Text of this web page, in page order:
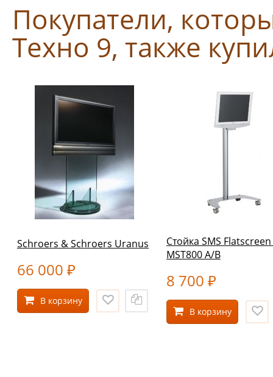
Покупатели,
Техно 9, также
Schroers & Schroers Uranus
66 000 ₽
В корзину
Стойка SMS Flatscreen
MST800 A/B
8 700 ₽
В корзину